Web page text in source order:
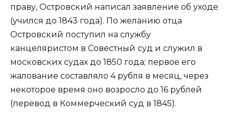
праву, Островский написал заявление об уходе
(учился до 1843 года). По желанию отца
Островский поступил на службу
канцеляристом в Совестный суд и служил в
московских судах до 1850 года; первое его
жалование составляло 4 рубля в месяц, через
некоторое время оно возросло до 16 рублей
(перевод в Коммерческий суд в 1845).